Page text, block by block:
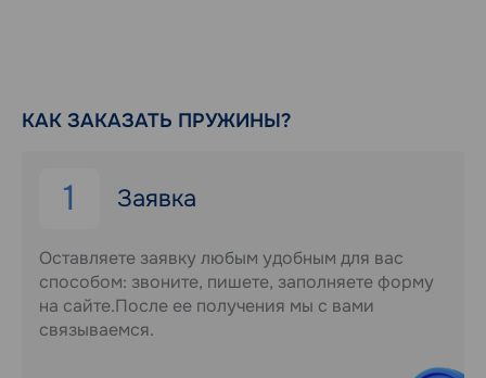
КАК ЗАКАЗАТЬ ПРУЖИНЫ?
1 Заявка
Оставляете заявку любым удобным для вас
способом: звоните, пишете, заполняете форму
на сайте.После ее получения мы с вами
связываемся.